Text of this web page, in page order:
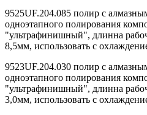
9525UF.204.085 полир с
одноэтапного полирования
"ультрафинишный", длинна
8,5мм, использовать с
9523UF.204.030 полир с
одноэтапного полирования
"ультрафинишный", длинна
3,0мм, использовать с